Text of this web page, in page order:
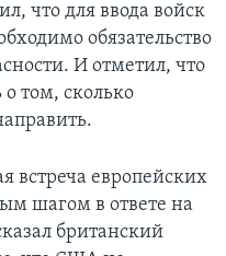
что для ввода войск
обязательство
И отметил, что
том, сколько
встреча европейских
шагом в ответе на
британский